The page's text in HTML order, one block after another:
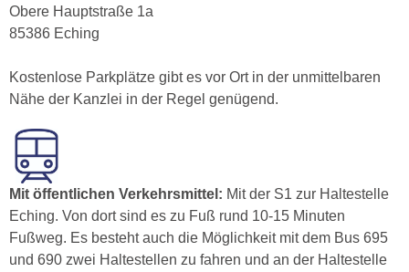
Obere Hauptstraße 1a
85386 Eching
Kostenlose Parkplätze gibt es vor Ort in der unmittelbaren
Nähe der Kanzlei in der Regel genügend.
Mit öffentlichen Verkehrsmittel: Mit der S1 zur Haltestelle
Eching. Von dort sind es zu Fuß rund 10-15 Minuten
Fußweg. Es besteht auch die Möglichkeit mit dem Bus 695
und 690 zwei Haltestellen zu fahren und an der Haltestelle